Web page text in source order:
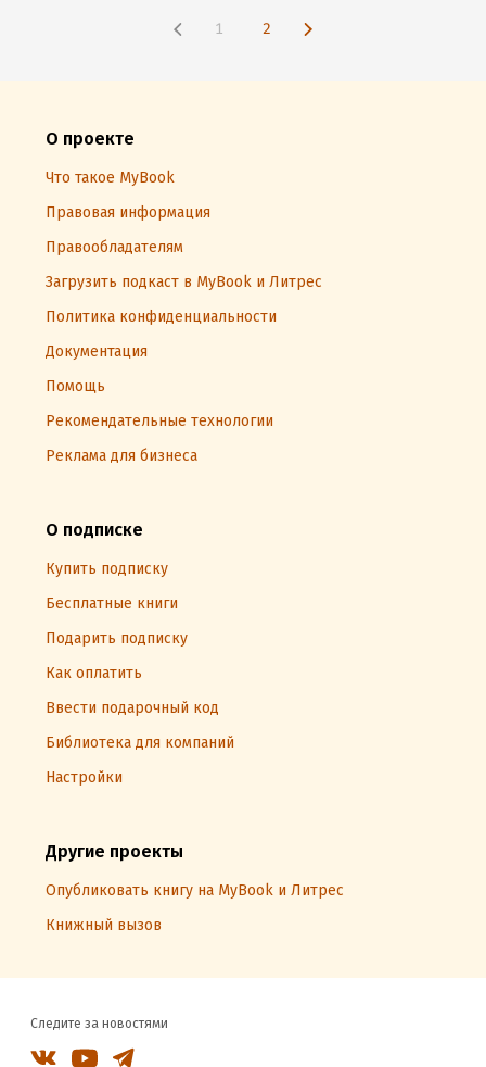
оптимистично назвал «предстоящей мирной
1 2
О проекте
Что такое MyBook
Правовая информация
Правообладателям
Загрузить подкаст в MyBook и Литрес
Политика конфиденциальности
Документация
Помощь
Рекомендательные технологии
Реклама для бизнеса
О подписке
Купить подписку
Бесплатные книги
Подарить подписку
Как оплатить
Ввести подарочный код
Библиотека для компаний
Настройки
Другие проекты
Опубликовать книгу на MyBook и Литрес
Книжный вызов
Следите за новостями